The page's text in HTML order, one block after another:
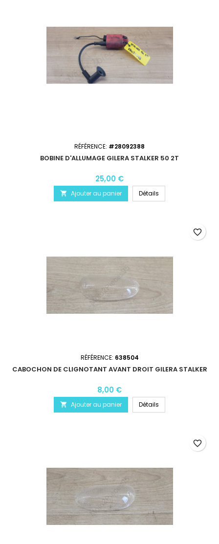
RÉFÉRENCE: #28092388
BOBINE D'ALLUMAGE GILERA STALKER 50 2T
25,00 €
 Ajouter au panier Détails
RÉFÉRENCE: 638504
CABOCHON DE CLIGNOTANT AVANT DROIT GILERA STALKER
8,00 €
 Ajouter au panier Détails
favorite_border
favorite_border